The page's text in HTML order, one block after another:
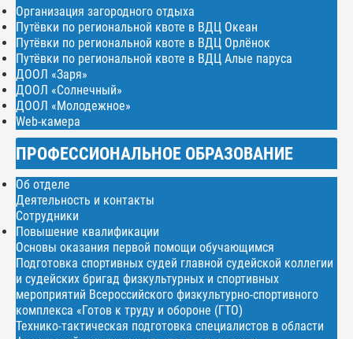
Организация загородного отдыха
Путёвки по региональной квоте в ВДЦ Океан
Путёвки по региональной квоте в ВДЦ Орлёнок
Путёвки по региональной квоте в ВДЦ Алые паруса
ДООЛ «Заря»
ДООЛ «Солнечный»
ДООЛ «Молодежное»
Web-камера
ПРОФЕССИОНАЛЬНОЕ ОБРАЗОВАНИЕ
Об отделе
Деятельность и контакты
Сотрудники
Повышение квалификации
Основы оказания первой помощи обучающимся
Подготовка спортивных судей главной судейской коллегии
и судейских бригад физкультурных и спортивных
мероприятий Всероссийского физкультурно-спортивного
комплекса «Готов к труду и обороне (ГТО)
Технико-тактическая подготовка специалистов в области